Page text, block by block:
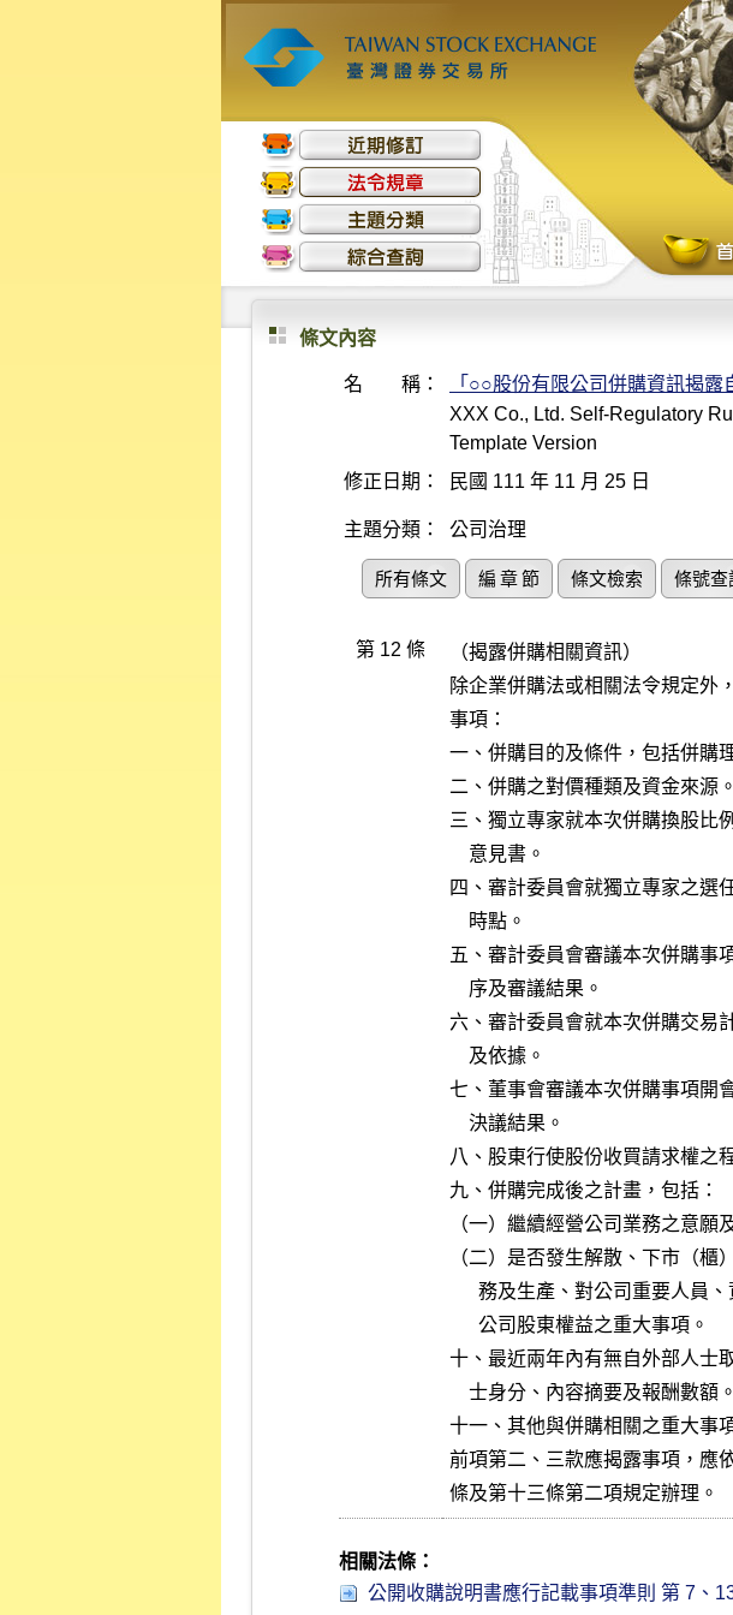
條文內容
名 稱： 「○○股份有限公司併購資訊揭露
XXX Co., Ltd. Self-Regulatory
Template Version
修正日期：
民國 111 年 11 月 25 日
主題分類： 公司治理
所有條文 編 章 節 條文檢索 條號查
第 12 條
（揭露併購相關資訊）
除企業併購法或相關法令規定外
事項：
一、併購目的及條件，包括併購
二、併購之對價種類及資金來源。
三、獨立專家就本次併購換股比
四、審計委員會就獨立專家之選
五、審計委員會審議本次併購事
六、審計委員會就本次併購交易
七、董事會審議本次併購事項開
八、股東行使股份收買請求權之
九、併購完成後之計畫，包括：
（一）繼續經營公司業務之意願
（二）是否發生解散、下市（
十、最近兩年內有無自外部人士
十一、其他與併購相關之重大事
前項第二、三款應揭露事項，應
條及第十三條第二項規定辦理。
相關法條：
公開收購說明書應行記載事項準則 第 7、